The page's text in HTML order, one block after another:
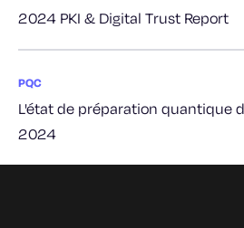
2024 PKI & Digital Trust Report
PQC
L'état de préparation quantique
2024